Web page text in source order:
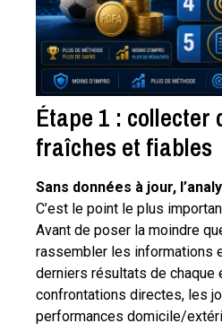
Étape 1 : collecter
fraîches et fiables
Sans données à jour,
C’est le point le plus
Avant de poser la moindre
rassembler les informations
derniers résultats de chaque
confrontations directes, les
performances domicile/